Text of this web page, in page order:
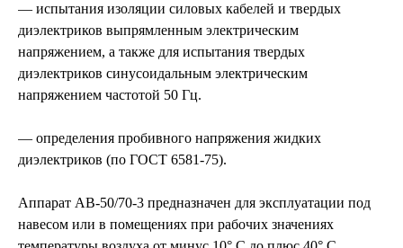
— испытания изоляции силовых кабелей и твердых
диэлектриков выпрямленным электрическим
напряжением, а также для испытания твердых
диэлектриков синусоидальным электрическим
напряжением частотой 50 Гц.
— определения пробивного напряжения жидких
диэлектриков (по ГОСТ 6581-75).
Аппарат АВ-50/70-3 предназначен для эксплуатации под
навесом или в помещениях при рабочих значениях